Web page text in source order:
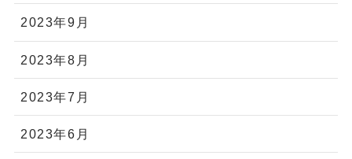
2023年9月
2023年8月
2023年7月
2023年6月